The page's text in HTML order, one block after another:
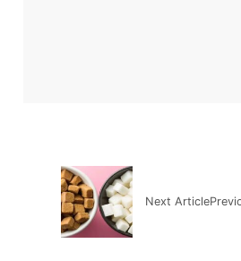
Next Article